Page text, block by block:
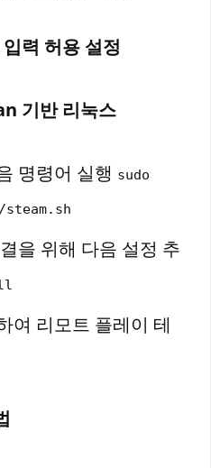
력 허용 설정
기반 리눅스
명령어 실행 sudo
steam.sh
을 위해 다음 설정 추
여 리모트 플레이 테